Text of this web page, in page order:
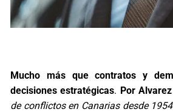
Mucho más que contratos y
decisiones estratégicas. Por
de conflictos en Canarias desde